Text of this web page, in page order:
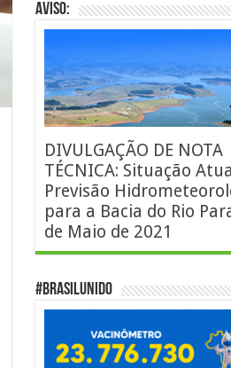
AVISO:
DIVULGAÇÃO DE NOTA
TÉCNICA: Situação
Previsão
para a Bacia do Rio
de Maio de 2021
#BrasilUnido